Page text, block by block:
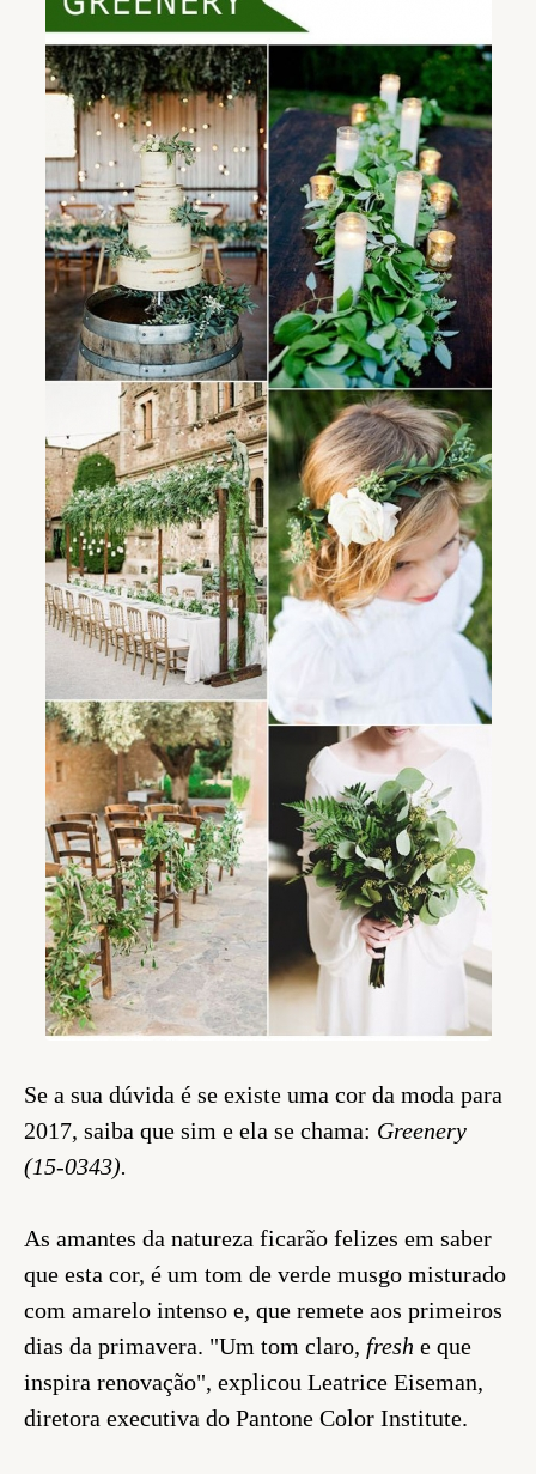
Se a sua dúvida é se existe uma cor da moda para
2017, saiba que sim e ela se chama: Greenery
(15-0343).
As amantes da natureza ficarão felizes em saber
que esta cor, é um tom de verde musgo misturado
com amarelo intenso e, que remete aos primeiros
dias da primavera. "Um tom claro, fresh e que
inspira renovação", explicou Leatrice Eiseman,
diretora executiva do Pantone Color Institute.